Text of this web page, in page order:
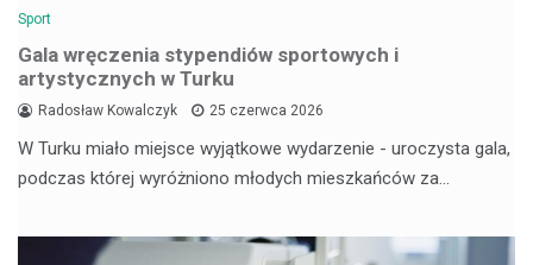
Sport
Gala wręczenia stypendiów sportowych i
artystycznych w Turku
Radosław Kowalczyk 25 czerwca 2026
W Turku miało miejsce wyjątkowe wydarzenie - uroczysta gala,
podczas której wyróżniono młodych mieszkańców za…